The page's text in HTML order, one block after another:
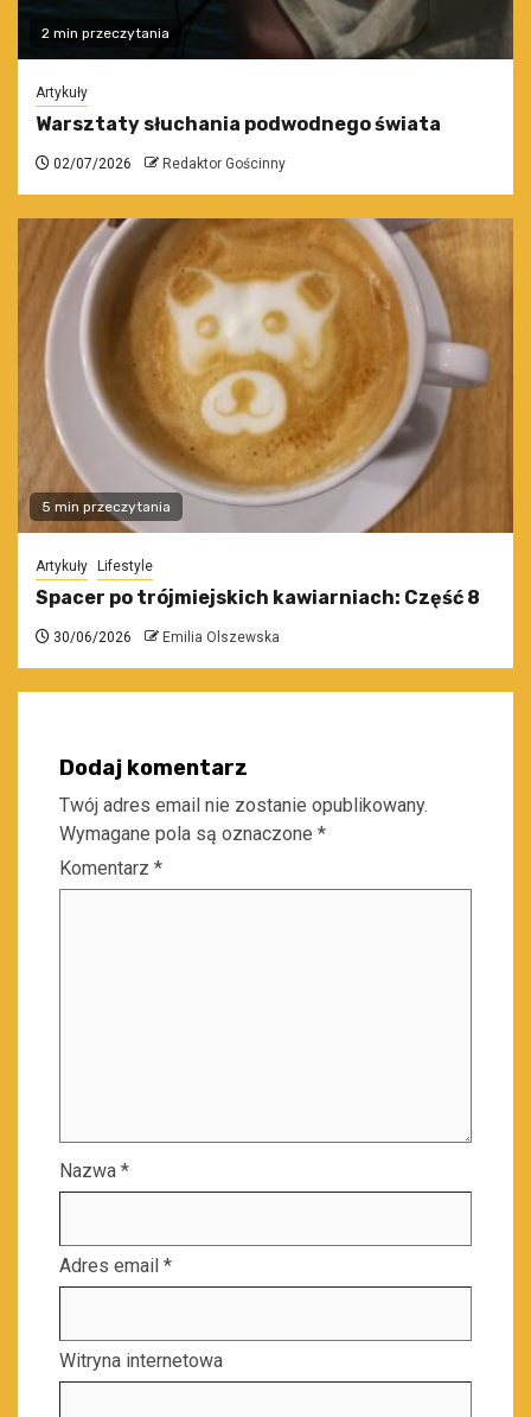
2 min przeczytania
Artykuły
Warsztaty słuchania podwodnego świata
02/07/2026 Redaktor Gościnny
5 min przeczytania
Artykuły Lifestyle
Spacer po trójmiejskich kawiarniach: Część 8
30/06/2026 Emilia Olszewska
Dodaj komentarz
Twój adres email nie zostanie opublikowany.
Wymagane pola są oznaczone *
Komentarz *
Nazwa *
Adres email *
Witryna internetowa